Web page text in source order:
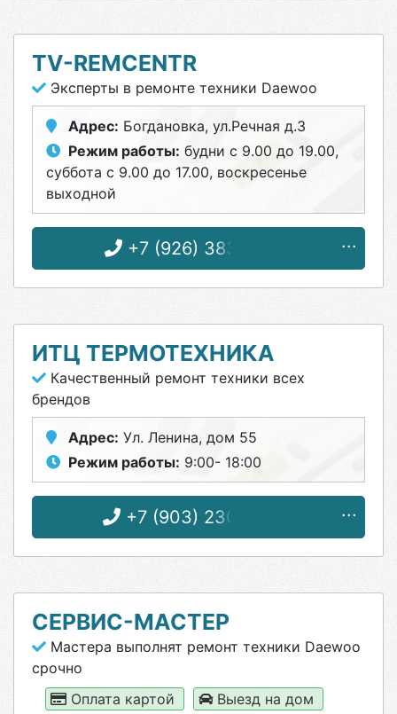
TV-REMCENTR
Эксперты в ремонте техники Daewoo
Адрес: Богдановка, ул.Речная д.3
Режим работы: будни с 9.00 до 19.00,
суббота с 9.00 до 17.00, воскресенье
выходной
+7 (926) 383-87-10
ИТЦ ТЕРМОТЕХНИКА
Качественный ремонт техники всех
брендов
Адрес: Ул. Ленина, дом 55
Режим работы: 9:00- 18:00
+7 (903) 230-73-26
СЕРВИС-МАСТЕР
Мастера выполнят ремонт техники Daewoo
срочно
Оплата картой
Выезд на дом